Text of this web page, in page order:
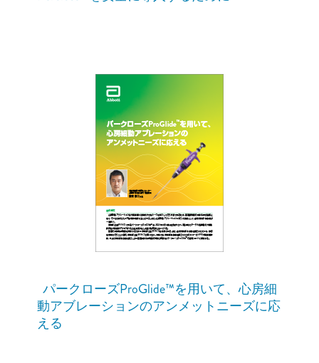
パークローズProGlide™を用いて、心房細
動アブレーションのアンメットニーズに応
える